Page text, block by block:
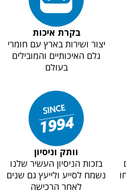
בקרת איכות
יצור ושירות בארץ עם חומרי
גלם האיכותיים והמובילים
בעולם
וותק וניסיון
בזכות הניסיון העשיר שלנו
נשמח לסייע ולייעץ גם שנים
לאחר הרכישה